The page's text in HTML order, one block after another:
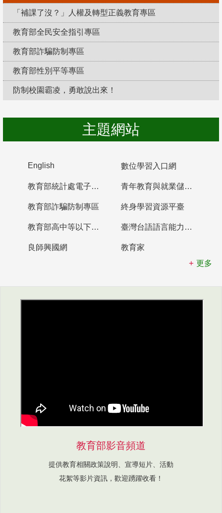
「補課了沒？」人權及轉型正義教育專區
教育部全民安全指引專區
教育部詐騙防制專區
教育部性別平等專區
防制校園霸凌，勇敢說出來！
主題網站
English 數位學習入口網
教育部統計處電子書櫃 青年教育與就業儲蓄帳戶
教育部詐騙防制專區 終身學習資源平臺
教育部高中等以下學校及幼兒園教師資格檢定考試 臺灣台語語言能力認證網站
良師興國網
教育家
更多
教育部影音頻道
提供教育相關政策說明、宣導短片、活動
花絮等影片資訊，歡迎踴躍收看！